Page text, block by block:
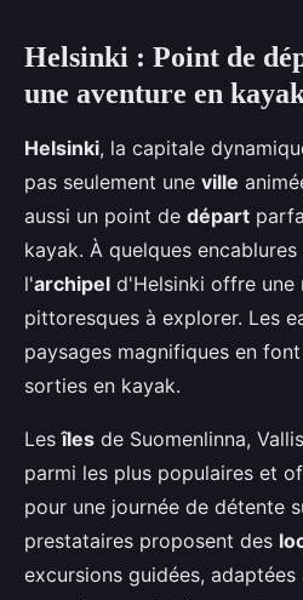
Helsinki : Point de
une aventure en
Helsinki, la capitale
pas seulement une ville
aussi un point de départ
kayak. À quelques
l'archipel d'Helsinki offre une
pittoresques à explorer. Les
paysages magnifiques en
sorties en kayak.
Lesîles de Suomenlinna,
parmi les plus populaires et
pour une journée de détente
prestataires proposent des
excursions guidées,